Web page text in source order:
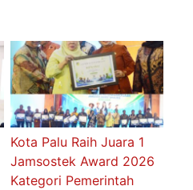
Kota Palu Raih Juara 1
Jamsostek Award 2026
Kategori Pemerintah